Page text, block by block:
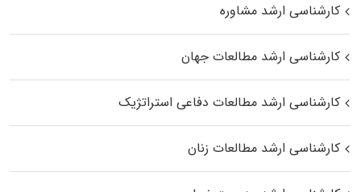
کارشناسی ارشد مشاوره
کارشناسی ارشد مطالعات جهان
کارشناسی ارشد مطالعات دفاعی استراتژیک
کارشناسی ارشد مطالعات زنان